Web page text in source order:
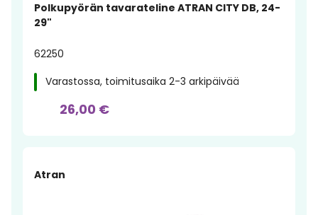
Polkupyörän tavarateline ATRAN CITY DB, 24-
29"
62250
Varastossa, toimitusaika 2-3 arkipäivää
26,00 €
Atran